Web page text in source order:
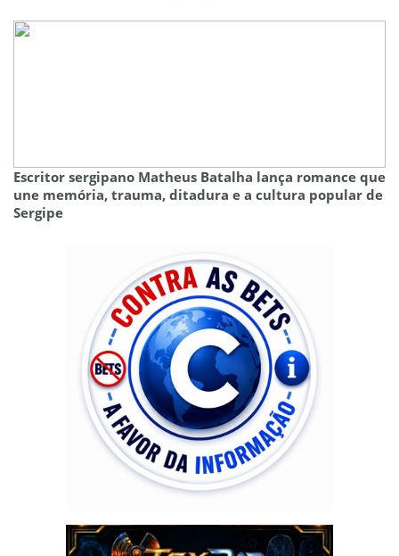
Escritor sergipano Matheus Batalha lança romance que
une memória, trauma, ditadura e a cultura popular de
Sergipe